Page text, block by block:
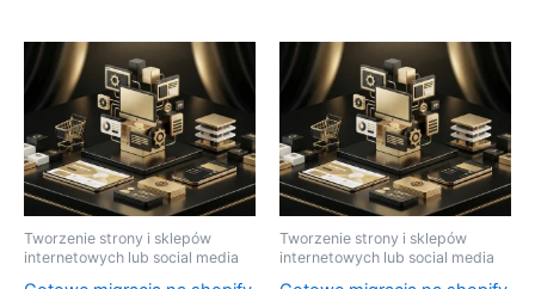
Tworzenie strony i sklepów
internetowych lub social media
Tworzenie strony i sklepów
internetowych lub social media